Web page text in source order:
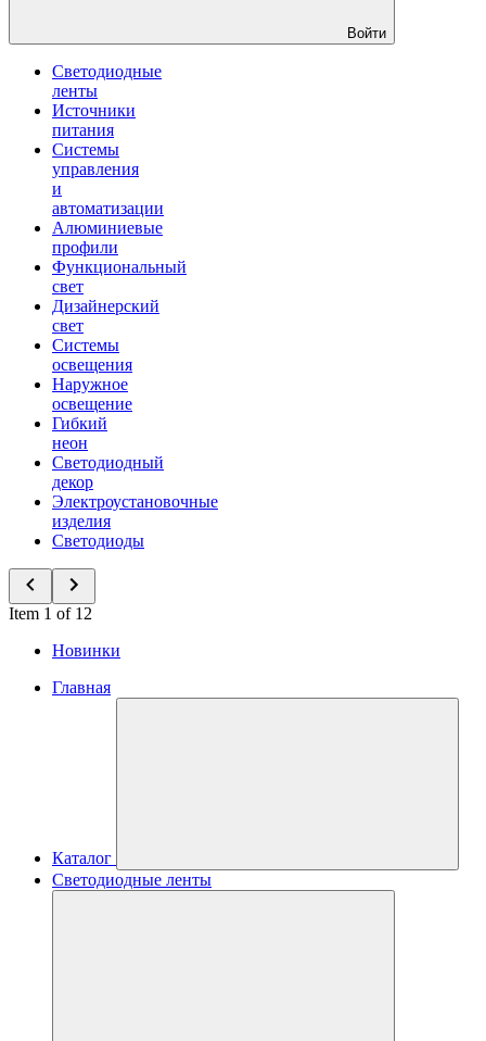
Войти
Светодиодные
ленты
Источники
питания
Системы
управления
и
автоматизации
Алюминиевые
профили
Функциональный
свет
Дизайнерский
свет
Системы
освещения
Наружное
освещение
Гибкий
неон
Светодиодный
декор
Электроустановочные
изделия
Светодиоды
Item 1 of 12
Новинки
Главная
Каталог
Светодиодные ленты